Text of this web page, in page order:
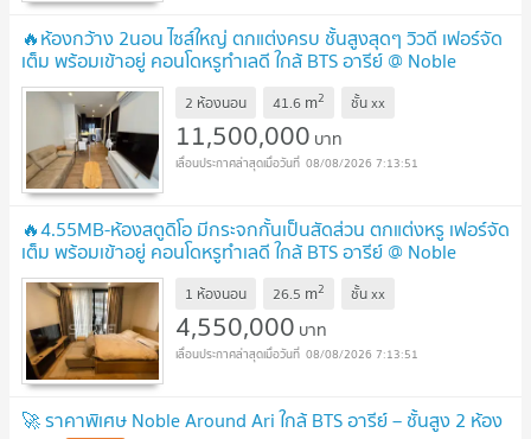
🔥ห้องกว้าง 2นอน ไซส์ใหญ่ ตกแต่งครบ ชั้นสูงสุดๆ วิวดี เฟอร์จัด
เต็ม พร้อมเข้าอยู่ คอนโดหรูทำเลดี ใกล้ BTS อารีย์ @ Noble
Around Ari
2 ห้องนอน 41.6 m2 ชั้นxx
11,500,000 บาท
08/08/2026 7:13:51
🔥4.55MB-ห้องสตูดิโอ มีกระจกกั้นเป็นสัดส่วน ตกแต่งหรู เฟอร์จัด
เต็ม พร้อมเข้าอยู่ คอนโดหรูทำเลดี ใกล้ BTS อารีย์ @ Noble
Around Ari
1 ห้องนอน 26.5 m2 ชั้นxx
4,550,000 บาท
08/08/2026 7:13:51
🚀 ราคาพิเศษ Noble Around Ari ใกล้ BTS อารีย์ – ชั้นสูง 2 ห้อง